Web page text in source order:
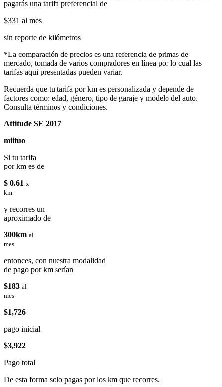
pagarás una tarifa preferencial de
$331 al mes
sin reporte de kilómetros
*La comparación de precios es una referencia de primas de
mercado, tomada de varios compradores en línea por lo cual las
tarifas aqui presentadas pueden variar.
Recuerda que tu tarifa por km es personalizada y depende de
factores como: edad, género, tipo de garaje y modelo del auto.
Consulta términos y condiciones.
Attitude SE 2017
miituo
Si tu tarifa
por km es de
$ 0.61 x
km
y recorres un
aproximado de
300km al
mes
entonces, con nuestra modalidad
de pago por km serían
$183 al
mes
$1,726
pago inicial
$3,922
Pago total
De esta forma solo pagas por los km que recorres.